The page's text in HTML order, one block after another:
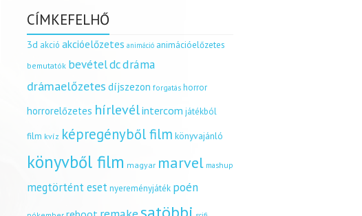
CÍMKEFELHŐ
3d akció akcióelőzetes animáció animációelőzetes
bemutatók bevételdcdráma
drámaelőzetes díjszezon forgatás horror
horrorelőzetes hírlevélintercom játékból
film kvíz képregényből film könyvajánló
könyvből film magyar marvel mashup
megtörtént esetnyereményjáték poén